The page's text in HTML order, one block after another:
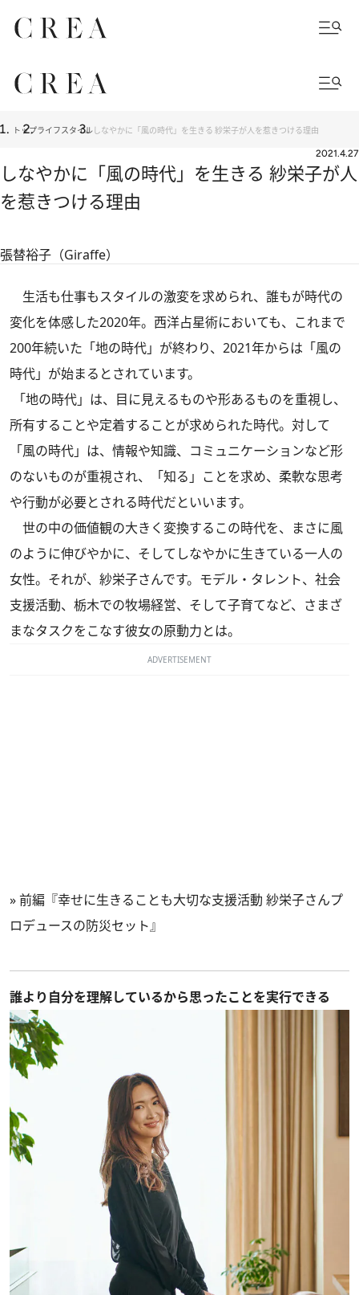
トップライフスタイルしなやかに「風の時代」を生きる 紗栄子が人を惹きつける理由
2021.4.27
しなやかに「風の時代」を生きる 紗栄子が人
を惹きつける理由
張替裕子（Giraffe）
生活も仕事もスタイルの激変を求められ、誰もが時代の
変化を体感した2020年。西洋占星術においても、これまで
200年続いた「地の時代」が終わり、2021年からは「風の
時代」が始まるとされています。
「地の時代」は、目に見えるものや形あるものを重視し、
所有することや定着することが求められた時代。対して
「風の時代」は、情報や知識、コミュニケーションなど形
のないものが重視され、「知る」ことを求め、柔軟な思考
や行動が必要とされる時代だといいます。
世の中の価値観の大きく変換するこの時代を、まさに風
のように伸びやかに、そしてしなやかに生きている一人の
女性。それが、紗栄子さんです。モデル・タレント、社会
支援活動、栃木での牧場経営、そして子育てなど、さまざ
まなタスクをこなす彼女の原動力とは。
ADVERTISEMENT
» 前編 『幸せに生きることも大切な支援活動 紗栄子さんプ
ロデュースの防災セット』
誰より自分を理解しているから思ったことを実行できる